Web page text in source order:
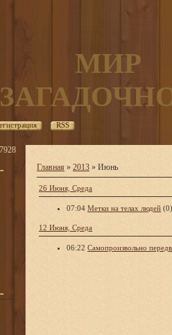
МИР
RSS
Главная » 2013 » Июнь
26 Июня, Среда
07:04 Метки на телах людей (0)
12 Июня, Среда
06:22 Самопроизвольно